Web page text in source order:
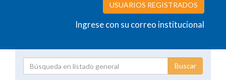
USUARIOS REGISTRADOS
Ingrese con su correo institucional